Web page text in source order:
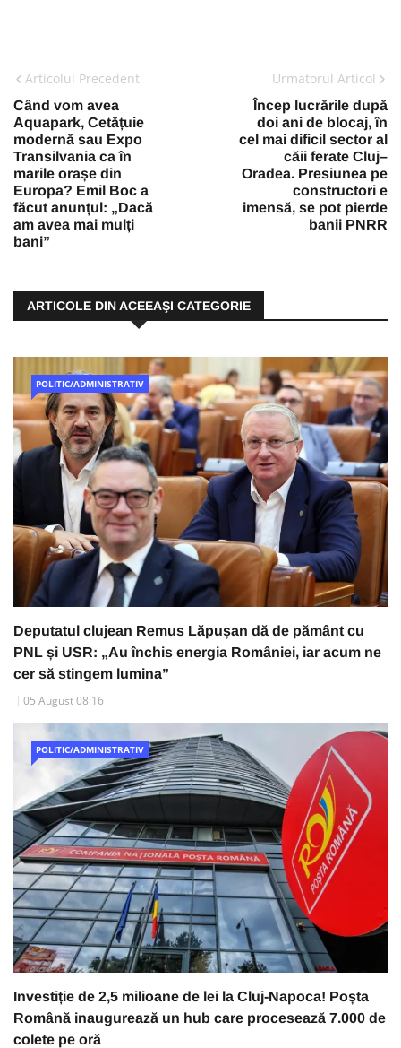
Articolul Precedent
Când vom avea
Aquapark, Cetățuie
modernă sau Expo
Transilvania ca în
marile orașe din
Europa? Emil Boc a
făcut anunțul: „Dacă
am avea mai mulți
bani”
Urmatorul Articol
Încep lucrările după
doi ani de blocaj, în
cel mai dificil sector al
căii ferate Cluj–
Oradea. Presiunea pe
constructori e
imensă, se pot pierde
banii PNRR
ARTICOLE DIN ACEEAŞI CATEGORIE
POLITIC/ADMINISTRATIV
Deputatul clujean Remus Lăpușan dă de pământ cu
PNL și USR: „Au închis energia României, iar acum ne
cer să stingem lumina”
05 August 08:16
POLITIC/ADMINISTRATIV
Investiție de 2,5 milioane de lei la Cluj-Napoca! Poșta
Română inaugurează un hub care procesează 7.000 de
colete pe oră